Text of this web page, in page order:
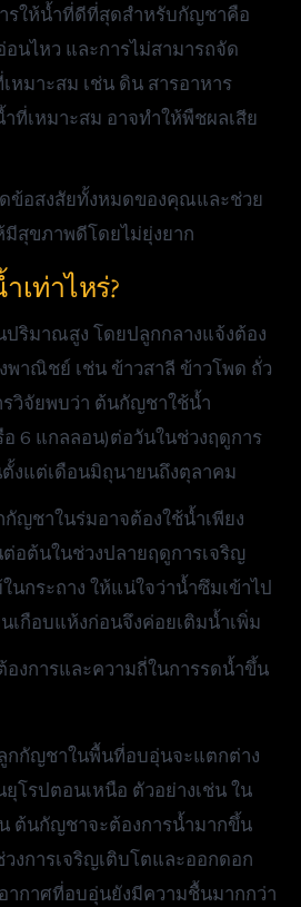
รให้น้ำที่ดีที่สุดสำหรับกัญชาคือ
นไหว และการไม่สามารถจัด
หมาะสม เช่น ดิน สารอาหาร
เหมาะสม อาจทำให้พืชผลเสีย
ข้อสงสัยทั้งหมดของคุณและช่วย
สุขภาพดีโดยไม่ยุ่งยาก
เท่าไหร่?
ริมาณสูง โดยปลูกกลางแจ้งต้อง
พาณิชย์ เช่น ข้าวสาลี ข้าวโพด ถั่ว
รวิจัยพบว่า ต้นกัญชาใช้น้ำ
6 แกลลอน)ต่อวันในช่วงฤดูการ
งแต่เดือนมิถุนายนถึงตุลาคม
ญชาในร่มอาจต้องใช้น้ำเพียง
อต้นในช่วงปลายฤดูการเจริญ
นกระถาง ให้แน่ใจว่าน้ำซึมเข้าไป
กือบแห้งก่อนจึงค่อยเติมน้ำเพิ่ม
การและความถี่ในการรดน้ำขึ้น
กกัญชาในพื้นที่อบอุ่นจะแตกต่าง
โรปตอนเหนือ ตัวอย่างเช่น ใน
ต้นกัญชาจะต้องการน้ำมากขึ้น
งการเจริญเติบโตและออกดอก
ากาศที่อบอุ่นยังมีความชื้นมากกว่า